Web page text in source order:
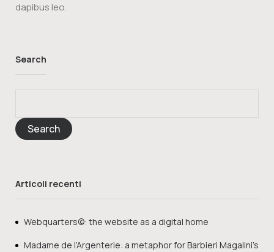
dapibus leo.
Search
Search
Articoli recenti
Webquarters©: the website as a digital home
Madame de l’Argenterie: a metaphor for Barbieri Magalini’s